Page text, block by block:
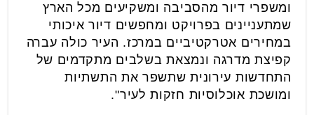
ומשפרי דיור מהסביבה ומשקיעים מכל הארץ
שמתעניינים בפרויקט ומחפשים דיור איכותי
במחירים אטרקטיביים במרכז. העיר כולה עברה
קפיצת מדרגה ונמצאת בשלבים מתקדמים של
התחדשות עירונית שתשפר את התשתיות
ומושכת אוכלוסיות חזקות לעיר".